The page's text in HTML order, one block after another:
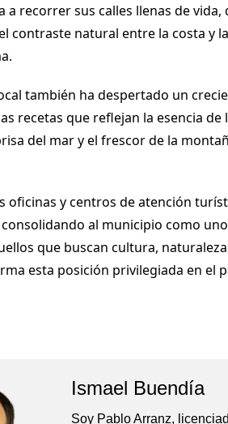
a recorrer sus calles llenas de
contraste natural entre la costa y
también ha despertado un
recetas que reflejan la esencia
del mar y el frescor de la
oficinas y centros de atención
consolidando al municipio como
que buscan cultura,
esta posición privilegiada en el
Ismael Buendía
Soy Pablo Arranz,